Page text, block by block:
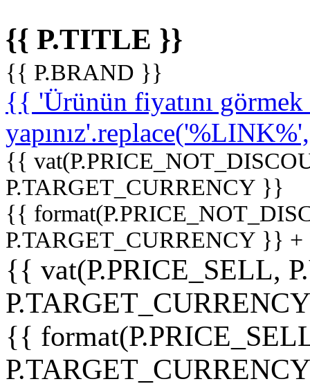
{{ P.TITLE }}
{{ P.BRAND }}
{{ 'Ürünün fiyatını
{{
P.TARGET_CURRENCY }}
{{
P.TARGET_CURRENCY }}
{{ vat(P.PRICE_SELL,
{{